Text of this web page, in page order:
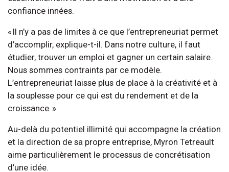
confiance innées.
« Il n’y a pas de limites à ce que l’entrepreneuriat permet
d’accomplir, explique-t-il. Dans notre culture, il faut
étudier, trouver un emploi et gagner un certain salaire.
Nous sommes contraints par ce modèle.
L’entrepreneuriat laisse plus de place à la créativité et à
la souplesse pour ce qui est du rendement et de la
croissance. »
Au-delà du potentiel illimité qui accompagne la création
et la direction de sa propre entreprise, Myron Tetreault
aime particulièrement le processus de concrétisation
d’une idée.